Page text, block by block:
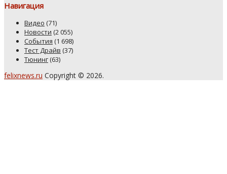
Навигация
Видео (71)
Новости (2 055)
События (1 698)
Тест Драйв (37)
Тюнинг (63)
felixnews.ru Copyright © 2026.